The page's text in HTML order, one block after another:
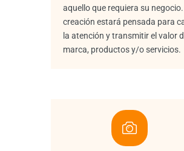
aquello que requiera su
creación estará pensada para
la atención y transmitir el valor
marca, productos y/o servicios.